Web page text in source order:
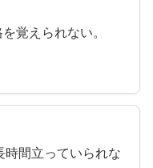
覚えられない。
時間立っていられな